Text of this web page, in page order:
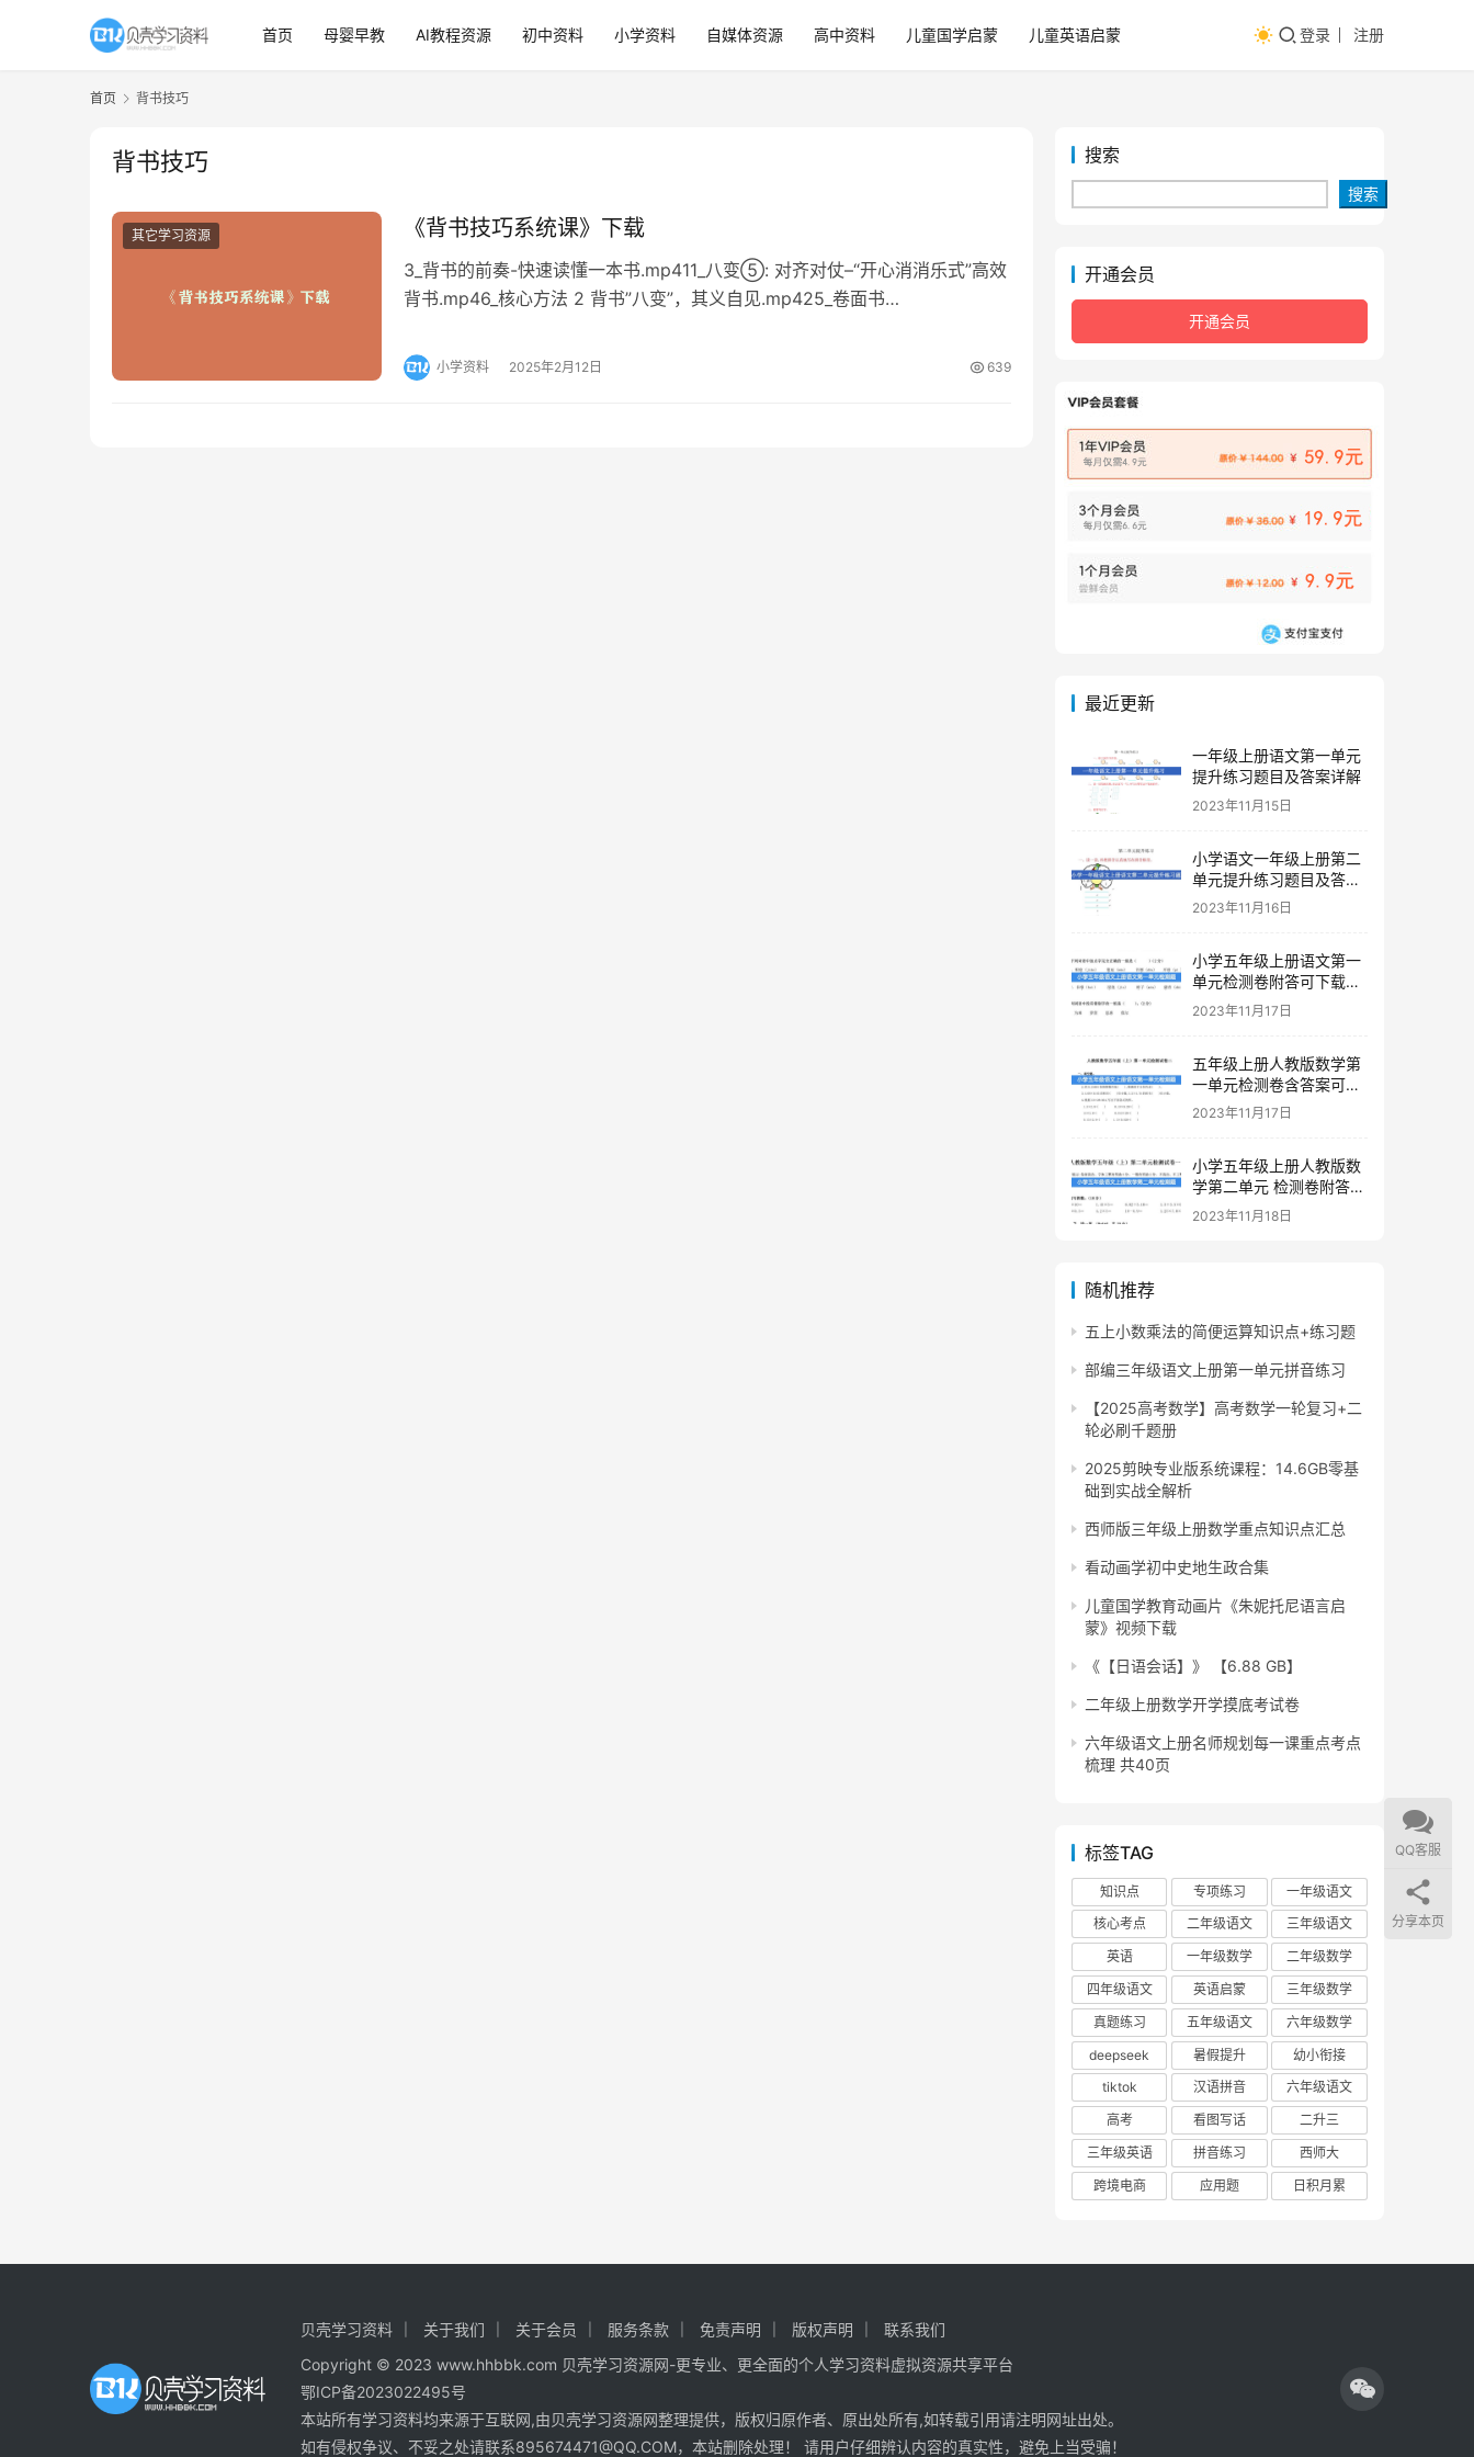
首页 母婴早教 AI教程资源 初中资料 小学资料 自媒体资源 高中资料 儿童国学启蒙 儿童英语启蒙 登录 注册
首页 背书技巧
背书技巧
其它学习资源 《背书技巧系统课》下载
3_背书的前奏-快速读懂一本书.mp411_八变⑤: 对齐对仗–“开心消消乐式”高效
背书.mp46_核心方法 2 背书”八变”，其义自见.mp425_卷面书…
小学资料 2025年2月12日 639
搜索
搜索
开通会员
开通会员
最近更新
一年级上册语文第一单元
提升练习题目及答案详解
2023年11月15日
小学语文一年级上册第二
单元提升练习题目及答案
下载
2023年11月16日
小学五年级上册语文第一
单元检测卷附答可下载打
印
2023年11月17日
五年级上册人教版数学第
一单元检测卷含答案可下
载打印
2023年11月17日
小学五年级上册人教版数
学第二单元 检测卷附答案
下载
2023年11月18日
随机推荐
五上小数乘法的简便运算知识点+练习题
部编三年级语文上册第一单元拼音练习
【2025高考数学】高考数学一轮复习+二
轮必刷千题册
2025剪映专业版系统课程：14.6GB零基
础到实战全解析
西师版三年级上册数学重点知识点汇总
看动画学初中史地生政合集
儿童国学教育动画片《朱妮托尼语言启
蒙》视频下载
《【日语会话】》 【6.88 GB】
二年级上册数学开学摸底考试卷
六年级语文上册名师规划每一课重点考点
梳理 共40页
标签TAG
知识点 专项练习
一年级语文
核心考点
二年级语文
三年级语文
英语
一年级数学
二年级数学
四年级语文
英语启蒙
三年级数学
真题练习
五年级语文
六年级数学
deepseek
暑假提升
幼小衔接
tiktok
汉语拼音
六年级语文
高考
看图写话
二升三
三年级英语
拼音练习
西师大
跨境电商
应用题 日积月累
贝壳学习资料 关于我们 关于会员 服务条款 免责声明 版权声明
联系我们
Copyright © 2023 www.hhbbk.com 贝壳学习资源网-更专业、更全面的个人学习资料虚拟资源共享平台
鄂ICP备2023022495号
本站所有学习资料均来源于互联网,由贝壳学习资源网整理提供，版权归原作者、原出处所有,如转载引用请注明网址出处。
如有侵权争议、不妥之处请联系895674471@QQ.COM，本站删除处理！ 请用户仔细辨认内容的真实性，避免上当受骗！
QQ客服
分享本页